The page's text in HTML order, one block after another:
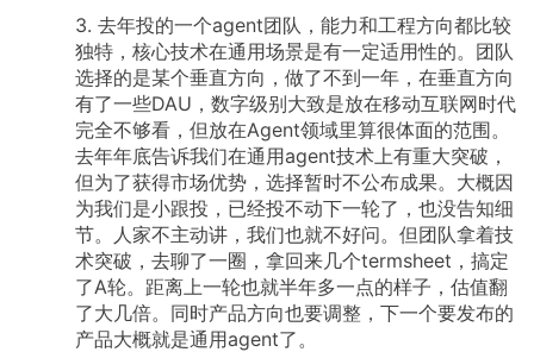
3. 去年投的一个agent团队，能力和工程方向都比较
独特，核心技术在通用场景是有一定适用性的。团队
选择的是某个垂直方向，做了不到一年，在垂直方向
有了一些DAU，数字级别大致是放在移动互联网时代
完全不够看，但放在Agent领域里算很体面的范围。
去年年底告诉我们在通用agent技术上有重大突破，
但为了获得市场优势，选择暂时不公布成果。大概因
为我们是小跟投，已经投不动下一轮了，也没告知细
节。人家不主动讲，我们也就不好问。但团队拿着技
术突破，去聊了一圈，拿回来几个termsheet，搞定
了A轮。距离上一轮也就半年多一点的样子，估值翻
了大几倍。同时产品方向也要调整，下一个要发布的
产品大概就是通用agent了。